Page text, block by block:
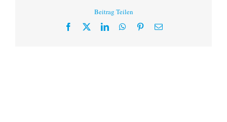
Beitrag Teilen
Facebook LinkedInWhatsApp
Pinterest
E-